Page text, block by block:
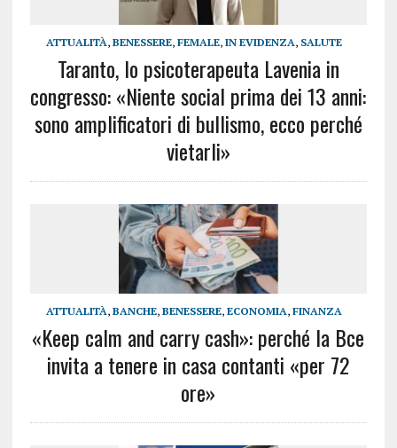
ATTUALITÀ, BENESSERE, FEMALE, IN EVIDENZA, SALUTE
Taranto, lo psicoterapeuta Lavenia in
congresso: «Niente social prima dei 13 anni:
sono amplificatori di bullismo, ecco perché
vietarli»
ATTUALITÀ, BANCHE, BENESSERE, ECONOMIA, FINANZA
«Keep calm and carry cash»: perché la Bce
invita a tenere in casa contanti «per 72
ore»